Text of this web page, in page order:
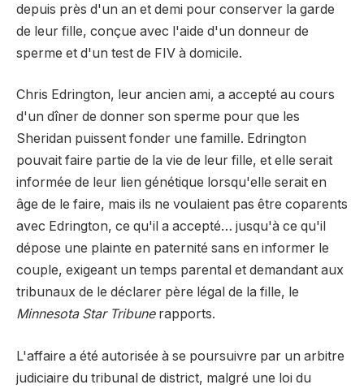
depuis près d'un an et demi pour conserver la garde
de leur fille, conçue avec l'aide d'un donneur de
sperme et d'un test de FIV à domicile.
Chris Edrington, leur ancien ami, a accepté au cours
d'un dîner de donner son sperme pour que les
Sheridan puissent fonder une famille. Edrington
pouvait faire partie de la vie de leur fille, et elle serait
informée de leur lien génétique lorsqu'elle serait en
âge de le faire, mais ils ne voulaient pas être coparents
avec Edrington, ce qu'il a accepté… jusqu'à ce qu'il
dépose une plainte en paternité sans en informer le
couple, exigeant un temps parental et demandant aux
tribunaux de le déclarer père légal de la fille, le
Minnesota Star Tribunerapports.
L'affaire a été autorisée à se poursuivre par un arbitre
judiciaire du tribunal de district, malgré une loi du